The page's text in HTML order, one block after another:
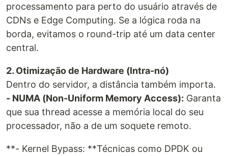
processamento para perto do usuário através de
CDNs e Edge Computing. Se a lógica roda na
borda, evitamos o round-trip até um data center
central.
2. Otimização de Hardware (Intra-nó)
Dentro do servidor, a distância também importa.
- NUMA (Non-Uniform Memory Access): Garanta
que sua thread acesse a memória local do seu
processador, não a de um soquete remoto.
**- Kernel Bypass: **Técnicas como DPDK ou